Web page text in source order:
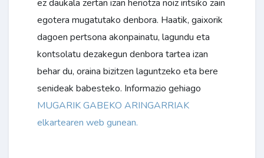
ez daukala zertan izan heriotza noiz iritsiko zain
egotera mugatutako denbora. Haatik, gaixorik
dagoen pertsona akonpainatu, lagundu eta
kontsolatu dezakegun denbora tartea izan
behar du, oraina bizitzen laguntzeko eta bere
senideak babesteko. Informazio gehiago
MUGARIK GABEKO ARINGARRIAK
elkartearen web gunean.